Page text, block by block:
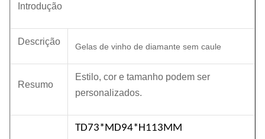
Introdução
Descrição Gelas de vinho de diamante sem caule
Resumo
Estilo, cor e tamanho podem ser
personalizados.
TD73*MD94*H113MM